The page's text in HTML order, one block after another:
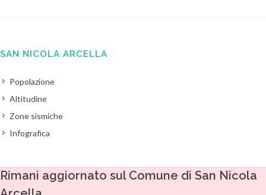
SAN NICOLA ARCELLA
Popolazione
Altitudine
Zone sismiche
Infografica
Rimani aggiornato sul Comune di San Nicola